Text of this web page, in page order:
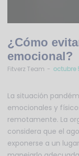
¿Cómo
emocional?
by
Fitverz Team octubre
La situación
emocionales y
remotamente. La
considera que el
exponerse a un